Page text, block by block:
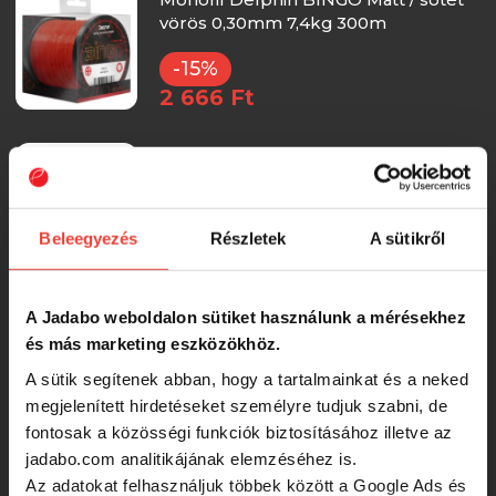
Beleegyezés Részletek A sütikről
A Jadabo weboldalon sütiket használunk a mérésekhez
és más marketing eszközökhöz.
A sütik segítenek abban, hogy a tartalmainkat és a neked
megjelenített hirdetéseket személyre tudjuk szabni, de
fontosak a közösségi funkciók biztosításához illetve az
jadabo.com analitikájának elemzéséhez is.
Az adatokat felhasználjuk többek között a Google Ads és
vörös 0,30mm 7,4kg 300m
-15%
2 666 Ft
Asso Pink Hunter Fluorocarbon
3 280 Ft
Asso Ultra Cast 300m 0,26 S
3 120 Ft
Delphin ARMADA CARP camou
(0,25mm 4,4kg 300m)